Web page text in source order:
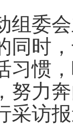
委会
同时
习惯
努力
采访